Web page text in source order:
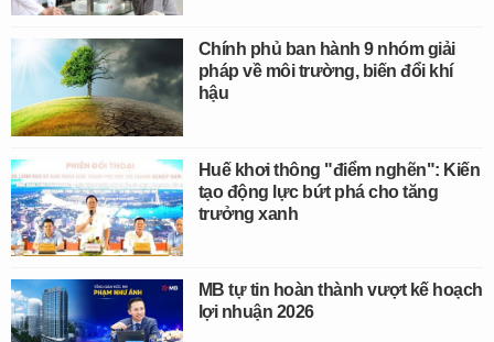
Chính phủ ban hành 9 nhóm giải
pháp về môi trường, biến đổi khí
hậu
Huế khơi thông "điểm nghẽn": Kiến
tạo động lực bứt phá cho tăng
trưởng xanh
MB tự tin hoàn thành vượt kế hoạch
lợi nhuận 2026